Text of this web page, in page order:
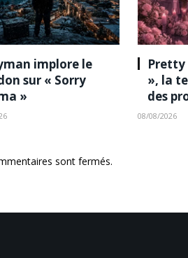
implore le
sur « Sorry
»
Pretty
», la
des
08/08/2026
sont fermés.